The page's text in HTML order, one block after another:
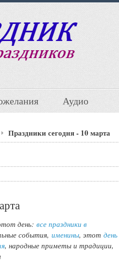
Аудио
Праздники сегодня - 10 марта
день:все праздники в
события,именины, этотдень
, народные приметы и традиции,